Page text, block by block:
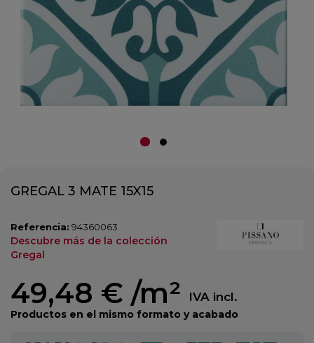
GREGAL 3 MATE 15X15
Referencia: 94360063
Descubre más de la colección
Gregal
49,48 € /m² IVA incl.
Productos en el mismo formato y acabado